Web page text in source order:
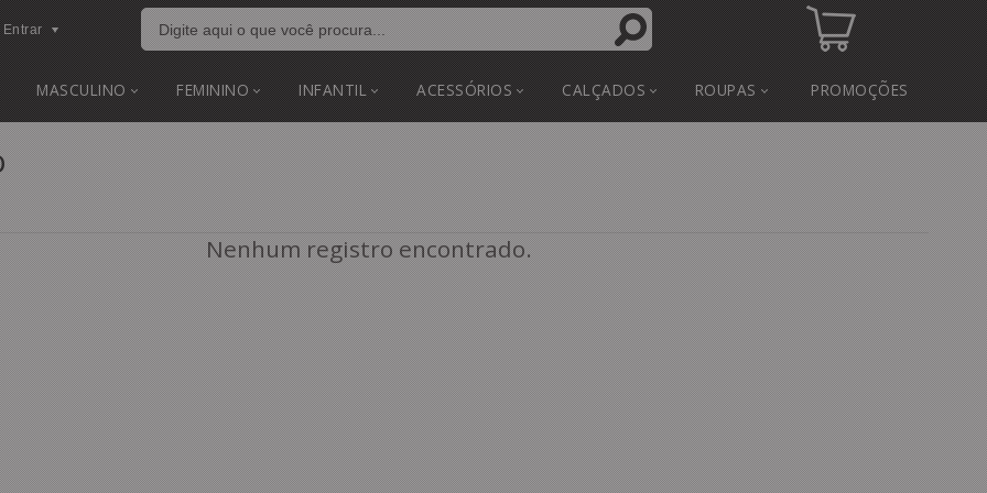
Entrar
MASCULINO FEMININO INFANTIL ACESSÓRIOS CALÇADOS ROUPAS PROMOÇÕES
Nenhum registro encontrado.